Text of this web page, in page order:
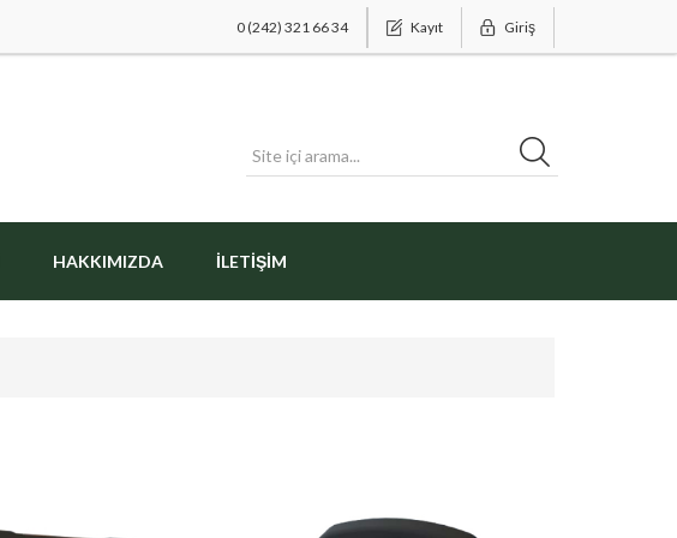
0 (242) 321 66 34 Kayıt Giriş
HAKKIMIZDA İLETIŞIM